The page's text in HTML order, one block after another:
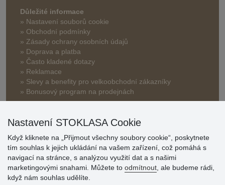
Důležité informace
» Nastavení souborů cookie
» Obchodní podmínky
» Zásady ochrany osobních údajů
» Doprava a platba
» Často kladené dotazy
» Reklamace
» Slevy a benefity pro velkoobchodní zákazníky
» Bonusový program na prodejnách
Hodnocení
zákazníků
Nastavení STOKLASA Cookie
Když kliknete na „Přijmout všechny soubory cookie“, poskytnete
tím souhlas k jejich ukládání na vašem zařízení, což pomáhá s
navigací na stránce, s analýzou využití dat a s našimi
marketingovými snahami. Můžete to odmítnout , ale budeme rádi,
když nám souhlas udělíte.